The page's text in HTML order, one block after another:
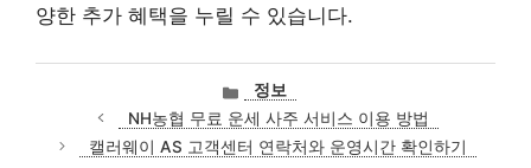
양한 추가 혜택을 누릴 수 있습니다.
카
테
고
리
정보
NH농협 무료 운세 사주 서비스 이용 방법
캘러웨이 AS 고객센터 연락처와 운영시간 확인하기